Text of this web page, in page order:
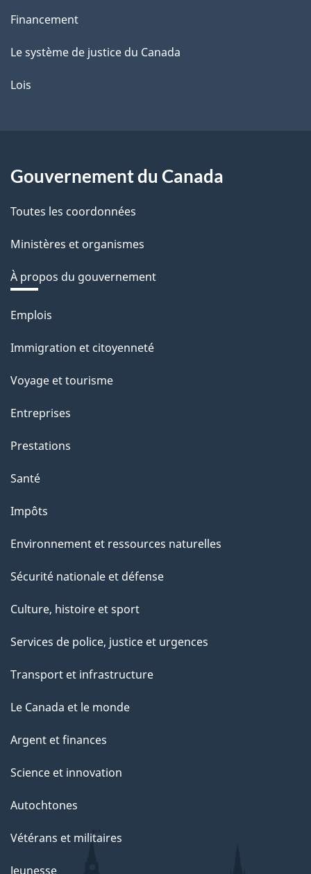
Financement
Le système de justice du Canada
Lois
Gouvernement du Canada
Toutes les coordonnées
Ministères et organismes
À propos du gouvernement
Thèmes
sujets
Emplois
Immigration et citoyenneté
Voyage et tourisme
Entreprises
Prestations
Santé
Impôts
Environnement et ressources naturelles
Sécurité nationale et défense
Culture, histoire et sport
Services de police, justice et urgences
Transport et infrastructure
Le Canada et le monde
Argent et finances
Science et innovation
Autochtones
Vétérans et militaires
Jeunesse